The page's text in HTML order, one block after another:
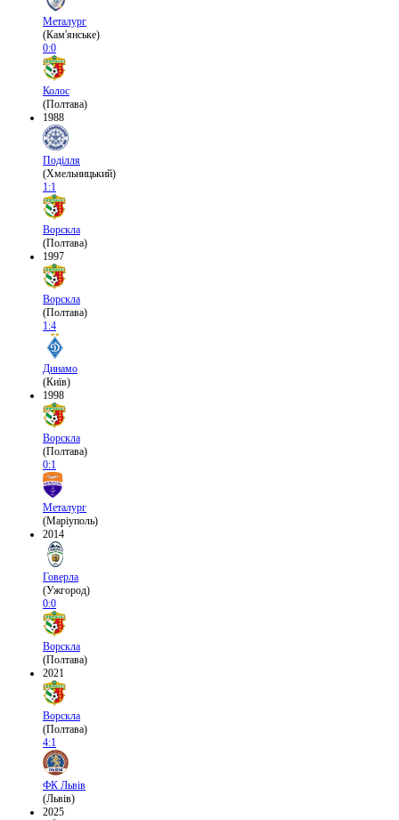
Металург
(Кам'янське)
0:0
Колос
(Полтава)
1988
Поділля
(Хмельницький)
1:1
Ворскла
(Полтава)
1997
Ворскла
(Полтава)
1:4
Динамо
(Київ)
1998
Ворскла
(Полтава)
0:1
Металург
(Маріуполь)
2014
Говерла
(Ужгород)
0:0
Ворскла
(Полтава)
2021
Ворскла
(Полтава)
4:1
ФК Львів
(Львів)
2025